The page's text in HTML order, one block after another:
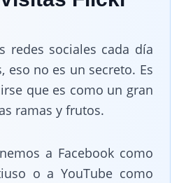
redes sociales cada día
eso no es un secreto. Es
que es como un gran
ramas y frutos.
a Facebook como
o a YouTube como